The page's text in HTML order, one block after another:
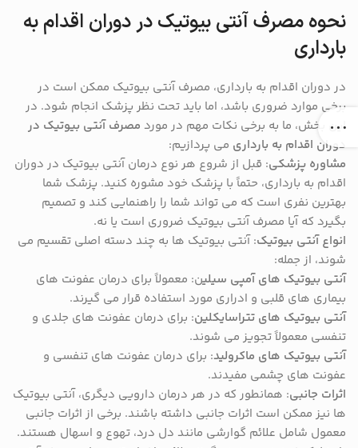
نحوه مصرف آنتی بیوتیک در دوران اقدام به
بارداری
در دوران اقدام به بارداری، مصرف آنتی بیوتیک ممکن است در
برخی موارد ضروری باشد، اما باید تحت نظر پزشک انجام شود. در
این بخش، ما به برخی نکات مهم در مورد مصرف آنتی بیوتیک در
دوران اقدام به بارداری می پردازیم:
مشاوره پزشکی: قبل از شروع هر نوع درمان آنتی بیوتیک در دوران
اقدام به بارداری، حتماً با پزشک خود مشوره کنید. پزشک شما
بهترین نفری است که می تواند شما را راهنمایی کند و تصمیم
بگیرد که آیا مصرف آنتی بیوتیک ضروری است یا نه.
انواع آنتی بیوتیک: آنتی بیوتیک ها به چند دسته اصلی تقسیم می
شوند، از جمله:
آنتی بیوتیک های آمپی سیلین: معمولاً برای درمان عفونت های
بیماری های قلبی و ادراری مورد استفاده قرار می گیرند.
آنتی بیوتیک های تتراسایکلین: برای درمان عفونت های جلدی و
تنفسی معمولاً تجویز می شوند.
آنتی بیوتیک های ماکرولید: برای درمان عفونت های تنفسی و
عفونت های چشمی مفیدند.
اثرات جانبی: همانطور که در هر درمان دارویی دیگری، آنتی بیوتیک
ها نیز ممکن است اثرات جانبی داشته باشند. برخی از اثرات جانبی
معمول شامل علائم گوارشی مانند دل درد، تهوع و اسهال هستند.